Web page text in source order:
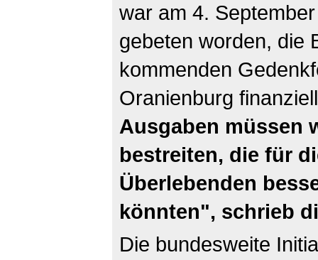
war am 4.
gebeten worden, die
kommenden
Oranienburg
Ausgaben müssen
bestreiten, die für
Überlebenden
könnten", schrieb
Die bundesweite